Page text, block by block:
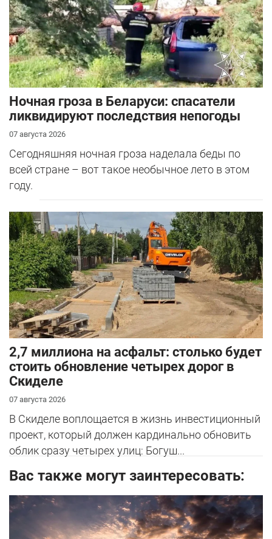
Ночная гроза в Беларуси: спасатели
ликвидируют последствия непогоды
07 августа 2026
Сегодняшняя ночная гроза наделала беды по
всей стране – вот такое необычное лето в этом
году.
2,7 миллиона на асфальт: столько будет
стоить обновление четырех дорог в
Скиделе
07 августа 2026
В Скиделе воплощается в жизнь инвестиционный
проект, который должен кардинально обновить
облик сразу четырех улиц: Богуш...
Вас также могут заинтересовать: